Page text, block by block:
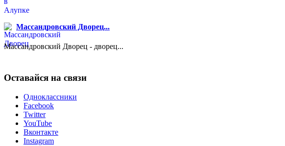
Массандровский Дворец...
Массандровский Дворец - дворец...
Оставайся на связи
Одноклассники
Facebook
Twitter
YouTube
Вконтакте
Instagram